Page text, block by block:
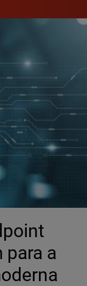
para a